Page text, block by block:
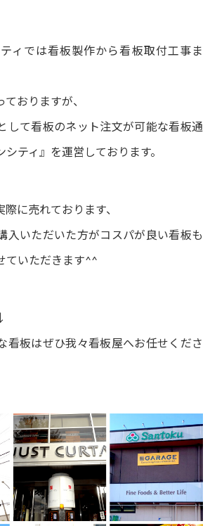
ィでは看板製作から看板取付工事ま
おりますが、
して看板のネット注文が可能な看板通
ティ』を運営しております。
に売れております、
入いただいた方がコスパが良い看板も
ていただきます^^
看板はぜひ我々看板屋へお任せくださ